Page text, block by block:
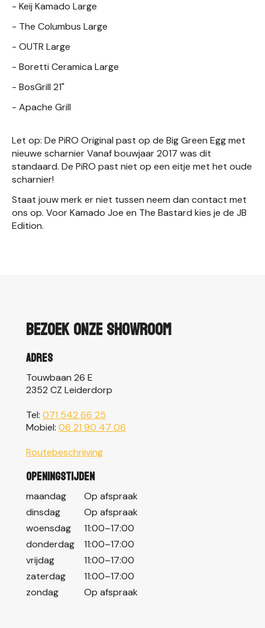
- Keij Kamado Large
- The Columbus Large
- OUTR Large
- Boretti Ceramica Large
- BosGrill 21"
- Apache Grill
Let op: De PiRO Original past op de Big Green Egg met
nieuwe scharnier Vanaf bouwjaar 2017 was dit
standaard. De PiRO past niet op een eitje met het oude
scharnier!
Staat jouw merk er niet tussen neem dan contact met
ons op. Voor Kamado Joe en The Bastard kies je de JB
Edition.
Bezoek onze showroom
Adres
Touwbaan 26 E
2352 CZ Leiderdorp
Tel: 071 542 66 25
Mobiel: 06 21 90 47 06
Routebeschrijving
Openingstijden
maandag
Op afspraak
dinsdag
Op afspraak
woensdag
11:00–17:00
donderdag
11:00–17:00
vrijdag
11:00–17:00
zaterdag
11:00–17:00
zondag
Op afspraak